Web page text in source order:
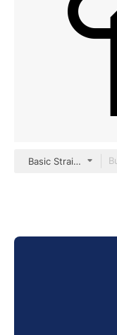
Basic Straight Lineal